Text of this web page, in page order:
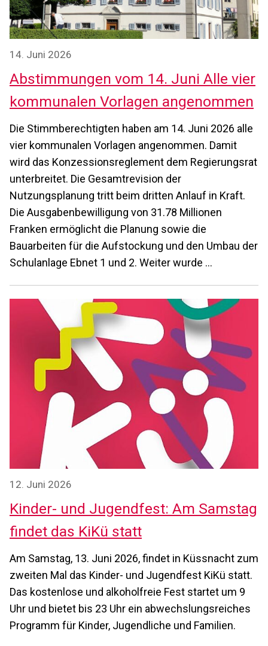
14. Juni 2026
Abstimmungen vom 14. Juni Alle vier
kommunalen Vorlagen angenommen
Die Stimmberechtigten haben am 14. Juni 2026 alle
vier kommunalen Vorlagen angenommen. Damit
wird das Konzessionsreglement dem Regierungsrat
unterbreitet. Die Gesamtrevision der
Nutzungsplanung tritt beim dritten Anlauf in Kraft.
Die Ausgabenbewilligung von 31.78 Millionen
Franken ermöglicht die Planung sowie die
Bauarbeiten für die Aufstockung und den Umbau der
Schulanlage Ebnet 1 und 2. Weiter wurde …
12. Juni 2026
Kinder- und Jugendfest: Am Samstag
findet das KiKü statt
Am Samstag, 13. Juni 2026, findet in Küssnacht zum
zweiten Mal das Kinder- und Jugendfest KiKü statt.
Das kostenlose und alkoholfreie Fest startet um 9
Uhr und bietet bis 23 Uhr ein abwechslungsreiches
Programm für Kinder, Jugendliche und Familien.